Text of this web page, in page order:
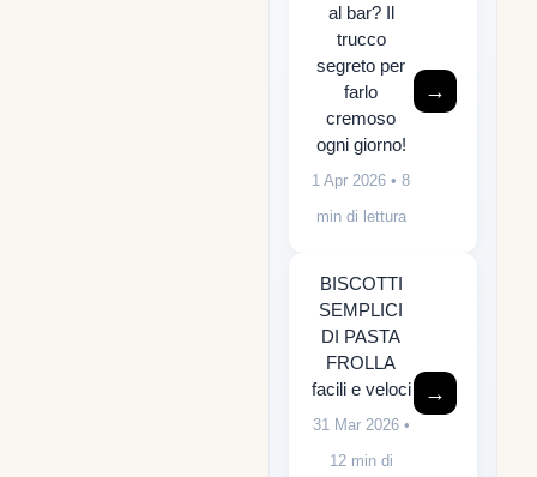
al bar? Il
trucco
segreto per
farlo
cremoso
ogni giorno!
1 Apr 2026 • 8
min di lettura
→
BISCOTTI
SEMPLICI
DI PASTA
FROLLA
facili e veloci
31 Mar 2026•
12 min di
→